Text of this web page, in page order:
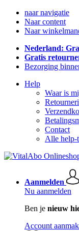
naar navigatie
Naar content
Naar
Nederland:
Gratis
Bezorging
Help
Waar is
Contact
Alle help-
Aanmelden
Nu aanmelden
Ben je nieuw
Account